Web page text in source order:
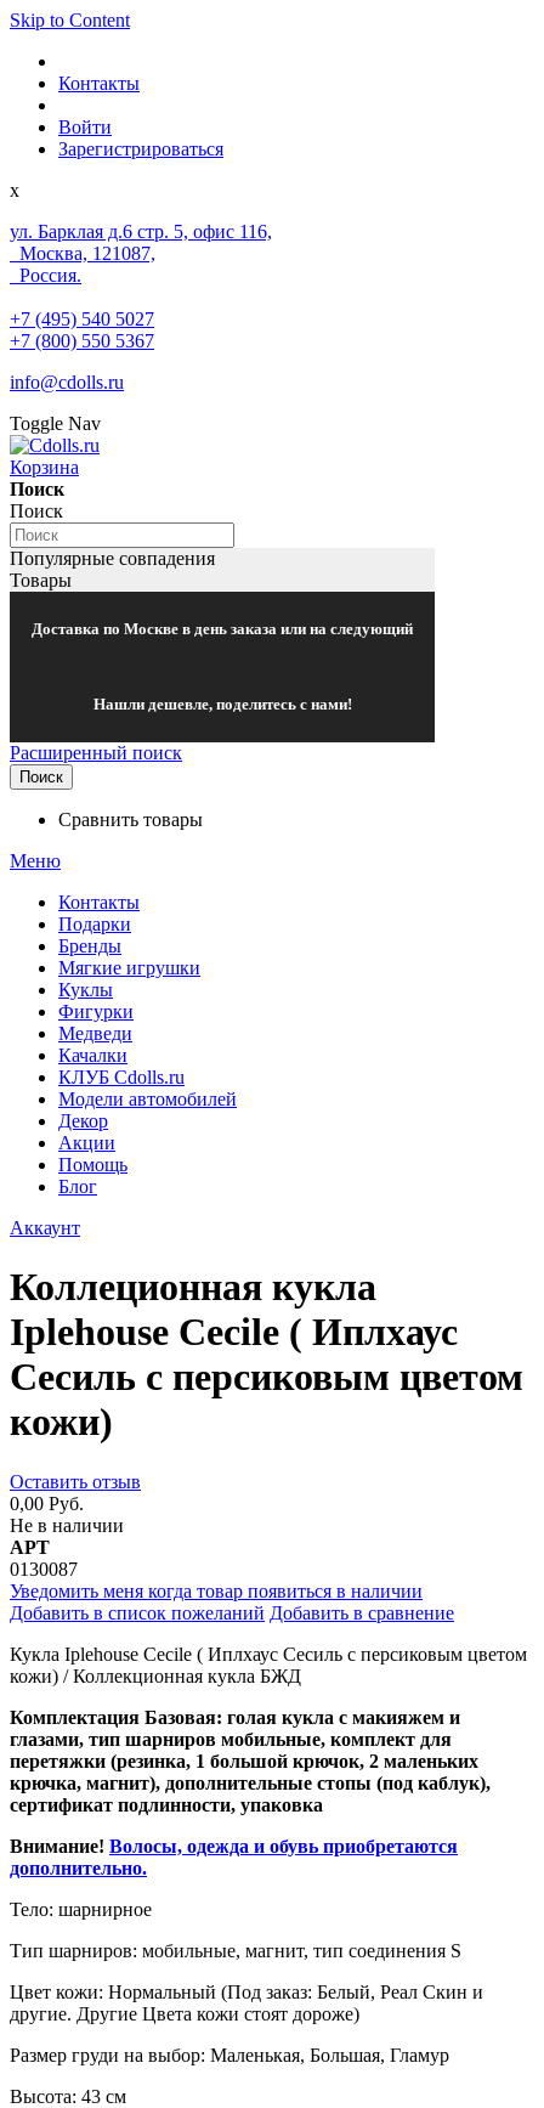
Skip to Content
Контакты
Войти
Зарегистрироваться
x
ул. Барклая д.6 стр. 5, офис 116,
Москва, 121087,
Россия.
+7 (495) 540 5027
+7 (800) 550 5367
info@cdolls.ru
Toggle Nav
Корзина
Поиск
Поиск
Популярные совпадения
Товары
Доставка по Москве в день заказа или на следующий
Нашли дешевле, поделитесь с нами!
Расширенный поиск
Поиск
Сравнить товары
Меню
Контакты
Подарки
Бренды
Мягкие игрушки
Куклы
Фигурки
Медведи
Качалки
КЛУБ Cdolls.ru
Модели автомобилей
Декор
Акции
Помощь
Блог
Аккаунт
Коллеционная кукла
Iplehouse Cecile ( Иплхаус
Сесиль с персиковым цветом
кожи)
Оставить отзыв
0,00 Руб.
Не в наличии
АРТ
0130087
Уведомить меня когда товар появиться в наличии
Добавить в список пожеланий Добавить в сравнение
Кукла Iplehouse Cecile ( Иплхаус Сесиль с персиковым цветом
кожи) / Коллекционная кукла БЖД
Комплектация Базовая: голая кукла с макияжем и
глазами, тип шарниров мобильные, комплект для
перетяжки (резинка, 1 большой крючок, 2 маленьких
крючка, магнит), дополнительные стопы (под каблук),
сертификат подлинности, упаковка
Внимание! Волосы, одежда и обувь приобретаются
дополнительно.
Тело: шарнирное
Тип шарниров: мобильные, магнит, тип соединения S
Цвет кожи: Нормальный (Под заказ: Белый, Реал Скин и
другие. Другие Цвета кожи стоят дороже)
Размер груди на выбор: Маленькая, Большая, Гламур
Высота: 43 см